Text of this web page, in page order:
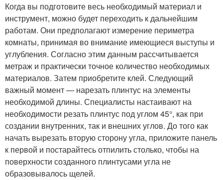
Когда вы подготовите весь необходимый материал и
инструмент, можно будет переходить к дальнейшим
работам. Они предполагают измерение периметра
комнаты, принимая во внимание имеющиеся выступы и
углубления. Согласно этим данным рассчитывается
метраж и практически точное количество необходимых
материалов. Затем приобретите клей. Следующий
важный момент — нарезать плинтус на элементы
необходимой длины. Специалисты настаивают на
необходимости резать плинтус под углом 45°, как при
создании внутренних, так и внешних углов. До того как
начать вырезать вторую сторону угла, приложите панель
к первой и постарайтесь отпилить столько, чтобы на
поверхности созданного плинтусами угла не
образовывалось щелей.